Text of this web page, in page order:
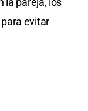
evitar